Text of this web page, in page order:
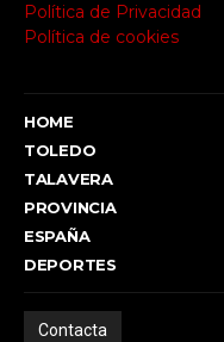
Política de Privacidad
Política de cookies
HOME
TOLEDO
TALAVERA
PROVINCIA
ESPAÑA
DEPORTES
Contacta